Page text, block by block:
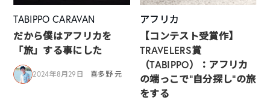
TABIPPO CARAVAN
だから僕はアフリカを
「旅」する事にした
2024年8月29日 喜多野 元
アフリカ
【コンテスト受賞作】
TRAVELERS賞
（TABIPPO）：アフリカ
の端っこで”自分探し”の旅
をする